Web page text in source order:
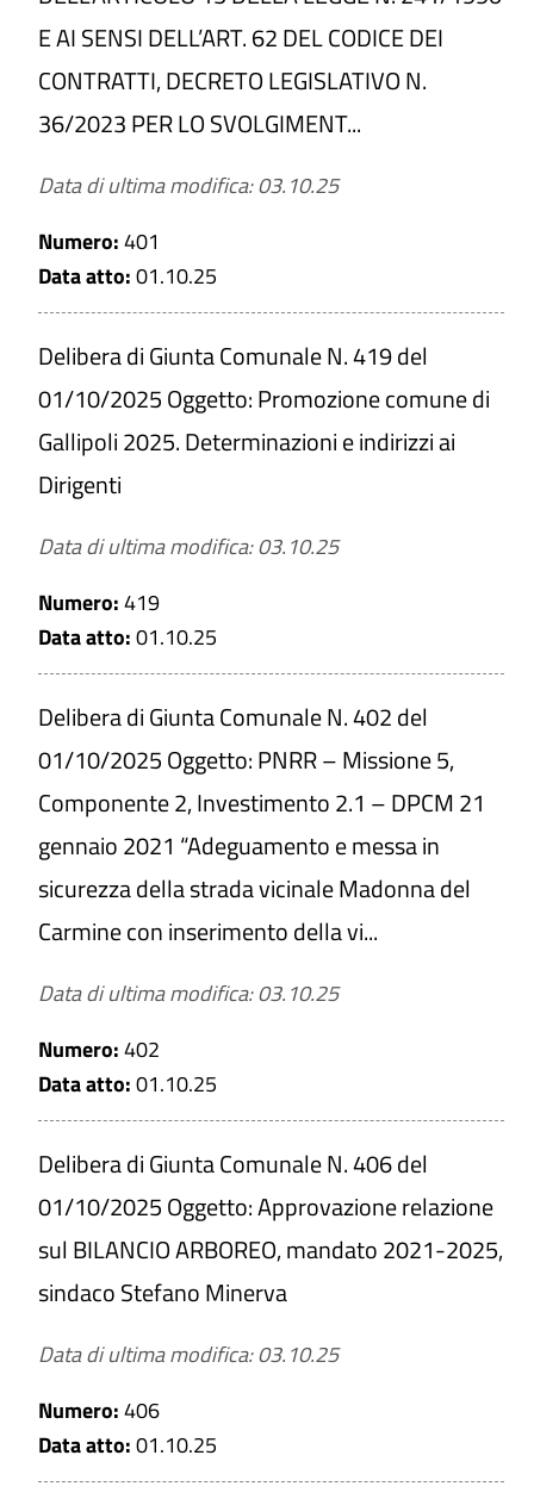
E AI SENSI DELL’ART. 62 DEL CODICE DEI
CONTRATTI, DECRETO LEGISLATIVO N.
36/2023 PER LO SVOLGIMENT...
Data di ultima modifica: 03.10.25
Numero:401
Data atto:01.10.25
Delibera di Giunta Comunale N. 419 del
01/10/2025 Oggetto: Promozione comune di
Gallipoli 2025. Determinazioni e indirizzi ai
Dirigenti
Data di ultima modifica: 03.10.25
Numero:419
Data atto:01.10.25
Delibera di Giunta Comunale N. 402 del
01/10/2025 Oggetto: PNRR – Missione 5,
Componente 2, Investimento 2.1 – DPCM 21
gennaio 2021 “Adeguamento e messa in
sicurezza della strada vicinale Madonna del
Carmine con inserimento della vi...
Data di ultima modifica: 03.10.25
Numero:402
Data atto:01.10.25
Delibera di Giunta Comunale N. 406 del
01/10/2025 Oggetto: Approvazione relazione
sul BILANCIO ARBOREO, mandato 2021-2025,
sindaco Stefano Minerva
Data di ultima modifica: 03.10.25
Numero:406
Data atto:01.10.25